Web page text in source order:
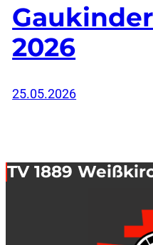
2026
25.05.2026
TV 1889